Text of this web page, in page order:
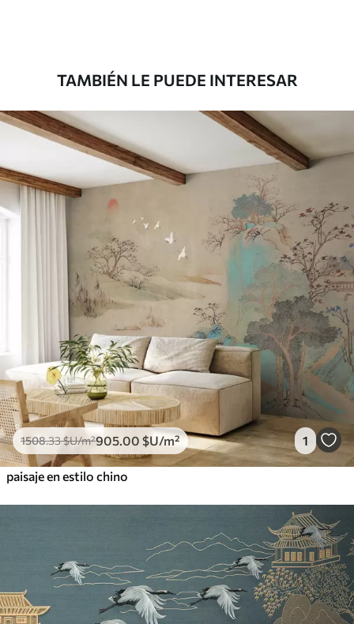
Vinilo Premium
1990.001194.00$U/m²
TAMBIÉN LE PUEDE INTERESAR
1508.33$U/m²905 .00 $U/m² 1
paisaje en estilo chino